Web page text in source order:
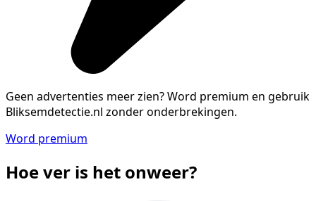
Geen advertenties meer zien?Word premium en gebruik
Bliksemdetectie.nl zonder onderbrekingen.
Word premium
Hoe ver is het onweer?